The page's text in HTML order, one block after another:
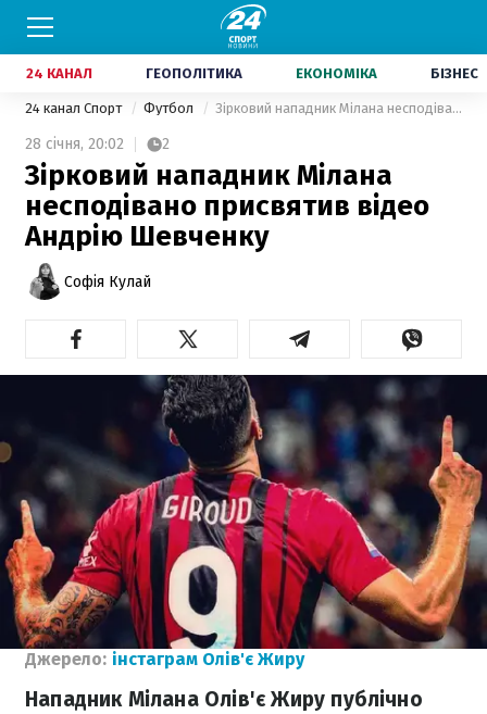
24 КАНАЛ ГЕОПОЛІТИКА ЕКОНОМІКА БІЗНЕС
24 канал Спорт Футбол Зірковий нападник Мілана несподівано присвятив відео Андрію Шевченку
28 січня, 20:02 2
Зірковий нападник Мілана
несподівано присвятив відео
Андрію Шевченку
Софія Кулай
Джерело: інстаграм Олів'є Жиру
Нападник Мілана Олів'є Жиру публічно